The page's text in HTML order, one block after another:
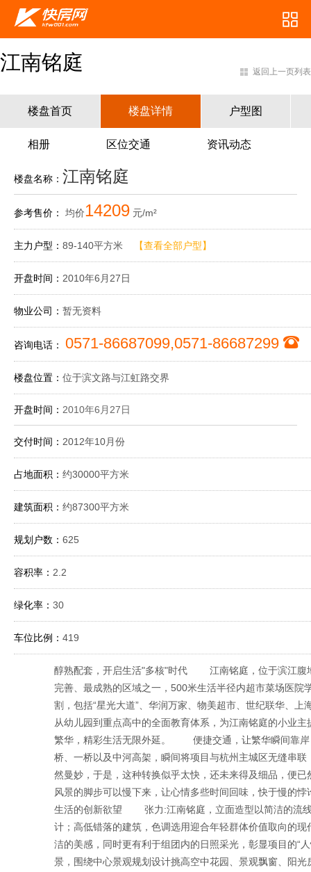
江南铭庭 返回上一页列表
楼盘首页 楼盘详情 户型图
相册 区位交通 资讯动态
楼盘名称： 江南铭庭
参考售价： 均价14209 元/m²
主力户型：89-140平方米 【查看全部户型】
开盘时间： 2010年6月27日
物业公司：暂无资料
咨询电话： 0571-86687099,0571-86687299
楼盘位置：位于滨文路与江虹路交界
开盘时间： 2010年6月27日
交付时间： 2012年10月份
占地面积：约30000平方米
建筑面积：约87300平方米
规划户数：625
容积率： 2.2
绿化率：30
车位比例：419
醇熟配套，开启生活"多核"时代 江南铭庭，位于滨江腹
完善、最成熟的区域之一，500米生活半径内超市菜场医
割，包括“星光大道”、华润万家、物美超市、世纪联华、
从幼儿园到重点高中的全面教育体系，为江南铭庭的小业
繁华，精彩生活无限外延。 便捷交通，让繁华瞬间靠
桥、一桥以及中河高架，瞬间将项目与杭州主城区无缝串
然曼妙，于是，这种转换似乎太快，还未来得及细品，便
风景的脚步可以慢下来，让心情多些时间回味，快于慢
生活的创新欲望 张力:江南铭庭，立面造型以简洁的流线
计；高低错落的建筑，色调选用迎合年轻群体价值取向的
洁的美感，同时更有利于组团内的日照采光，彰显项目
景，围绕中心景观规划设计挑高空中花园、景观飘窗、阳